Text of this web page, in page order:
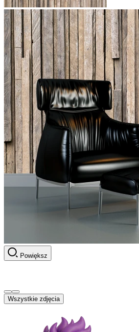
Powiększ
Wszystkie zdjęcia